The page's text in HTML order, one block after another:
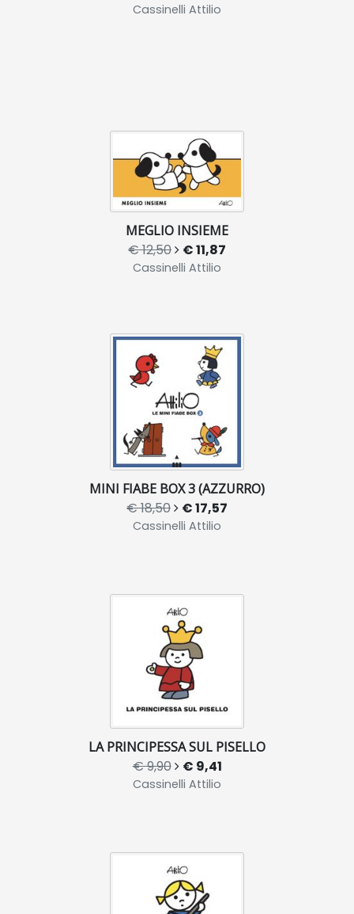
Cassinelli Attilio
MEGLIO INSIEME
€ 12,50 € 11,87
Cassinelli Attilio
MINI FIABE BOX 3 (AZZURRO)
€ 18,50 € 17,57
Cassinelli Attilio
LA PRINCIPESSA SUL PISELLO
€ 9,90 € 9,41
Cassinelli Attilio